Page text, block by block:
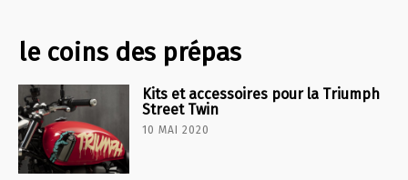
le coins des prépas
Kits et accessoires pour la Triumph
Street Twin
10 MAI 2020